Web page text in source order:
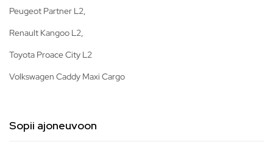
Peugeot Partner L2,
Renault Kangoo L2,
Toyota Proace City L2
Volkswagen Caddy Maxi Cargo
Sopii ajoneuvoon